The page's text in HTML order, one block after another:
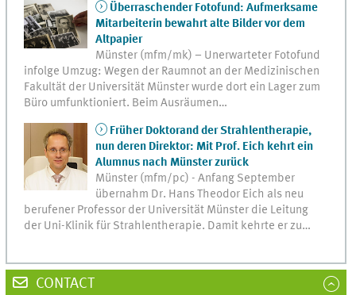
Überraschender Fotofund: Aufmerksame
Mitarbeiterin bewahrt alte Bilder vor dem
Altpapier
Münster (mfm/mk) – Unerwarteter Fotofund
infolge Umzug: Wegen der Raumnot an der Medizinischen
Fakultät der Universität Münster wurde dort ein Lager zum
Büro umfunktioniert. Beim Ausräumen…
Früher Doktorand der Strahlentherapie,
nun deren Direktor: Mit Prof. Eich kehrt ein
Alumnus nach Münster zurück
Münster (mfm/pc) - Anfang September
übernahm Dr. Hans Theodor Eich als neu
berufener Professor der Universität Münster die Leitung
der Uni-Klinik für Strahlentherapie. Damit kehrte er zu…
CONTACT